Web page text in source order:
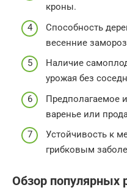
кроны.
Способность
весенние
Наличие
урожая без
Предполагаемое
варенье или
Устойчивость к
грибковым
Обзор популярных